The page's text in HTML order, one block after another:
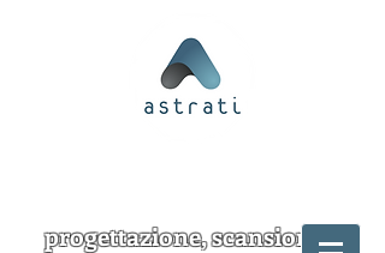
progettazione, scansione e